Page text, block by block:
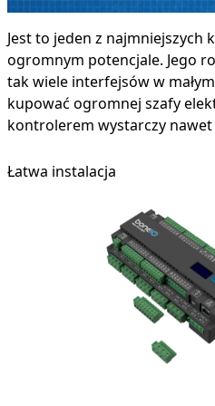
Jest to jeden z
ogromnym potencjale. Jego
tak wiele interfejsów w
kupować ogromnej szafy
kontrolerem wystarczy nawet
Łatwa instalacja